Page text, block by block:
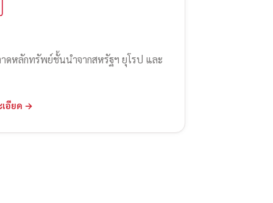
ดหลักทรัพย์ชั้นนำจากสหรัฐฯ ยุโรป และ
เอียด →